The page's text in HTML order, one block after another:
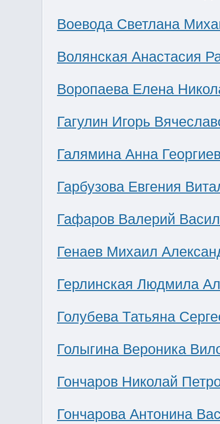
Воевода Светлана
Волянская Анастасия
Воропаева Елена
Гагулин Игорь
Галямина Анна
Гарбузова Евгения
Гафаров Валерий
Генаев Михаил
Герлинская Людмила
Голубева Татьяна
Голыгина Вероника
Гончаров Николай
Гончарова Антонина